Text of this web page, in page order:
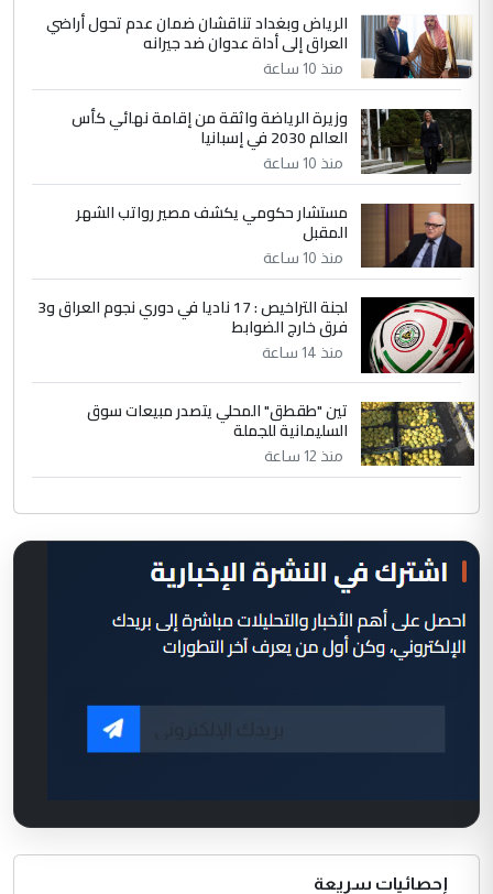
الرياض وبغداد تناقشان ضمان عدم تحول أراضي
العراق إلى أداة عدوان ضد جيرانه
منذ 10 ساعة
وزيرة الرياضة واثقة من إقامة نهائي كأس
العالم 2030 في إسبانيا
منذ 10 ساعة
مستشار حكومي يكشف مصير رواتب الشهر
المقبل
منذ 10 ساعة
لجنة التراخيص : 17 ناديا في دوري نجوم العراق و3
فرق خارج الضوابط
منذ 14 ساعة
تين "طقطق" المحلي يتصدر مبيعات سوق
السليمانية للجملة
منذ 12 ساعة
إحصائيات سريعة